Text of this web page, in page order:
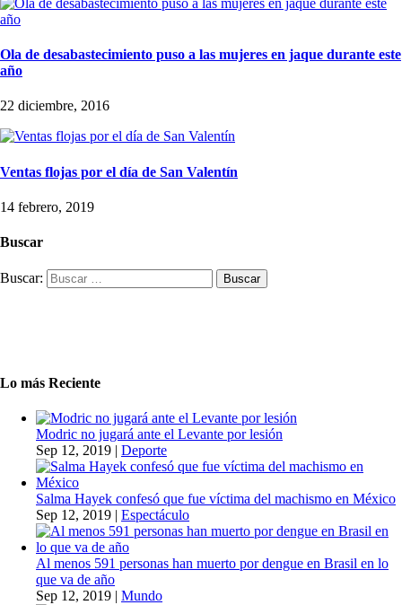
Ola de desabastecimiento puso a las mujeres en jaque durante este
año
22 diciembre, 2016
Ventas flojas por el día de San Valentín
14 febrero, 2019
Buscar
Buscar:
Lo más Reciente
Modric no jugará ante el Levante por lesión
Sep 12, 2019 | Deporte
Salma Hayek confesó que fue víctima del machismo en México
Sep 12, 2019 | Espectáculo
Al menos 591 personas han muerto por dengue en Brasil en lo
que va de año
Sep 12, 2019 | Mundo